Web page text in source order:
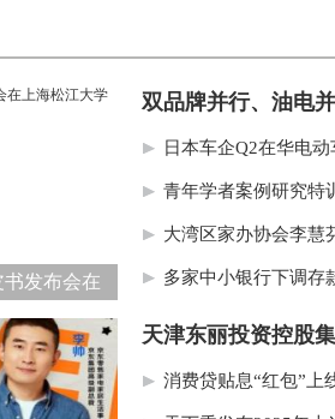
发布会在
双品牌并行、油电
日本车企Q2在华电
青年学者案例研究特
大湾区家办协会李慧
多家中小银行下调存
天津东丽投资控股
消费贷贴息“红包”上